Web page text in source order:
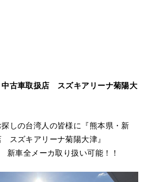
中古車取扱店 スズキアリーナ菊陽大
しの台湾人の皆様に『熊本県・新
スズキアリーナ菊陽大津』
車全メーカ取り扱い可能！！